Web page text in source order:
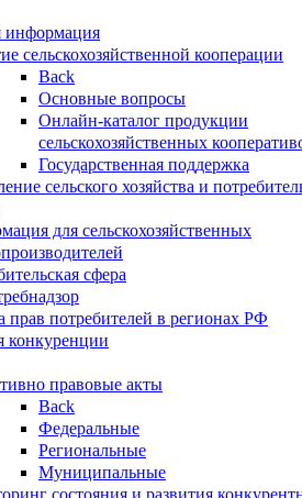
сельскохозяйственной кооперации
Back
Основные вопросы
Онлайн-каталог продукции
сельскохозяйственных
Государственная поддержка
сельского хозяйства и
для сельскохозяйственных
сфера
прав потребителей в регионах РФ
конкуренции
правовые акты
Back
Федеральные
Региональные
Муниципальные
состояния и развития